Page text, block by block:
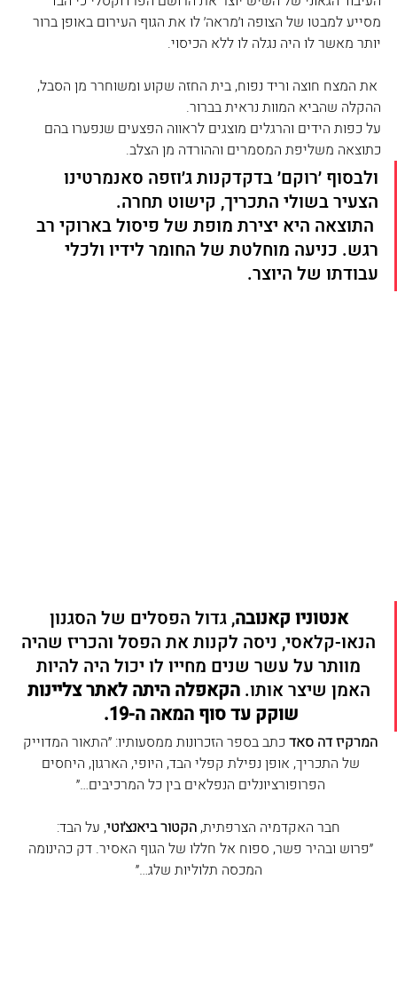
מסייע למבטו של הצופה ו׳מראה׳ לו את הגוף העירום באופן ברור
יותר מאשר לו היה נגלה לו ללא הכיסוי.
את המצח חוצה וריד נפוח, בית החזה שקוע ומשוחרר מן הסבל,
ההקלה שהביא המוות נראית בברור.
על כפות הידים והרגלים מוצגים לראווה הפצעים שנפערו בהם
כתוצאה משליפת המסמרים וההורדה מן הצלב.
ולבסוף ׳רוקם׳ בדקדקנות ג׳וזפה סאנמרטינו
הצעיר בשולי התכריך, קישוט תחרה.
התוצאה היא יצירת מופת של פיסול בארוקי רב
רגש. כניעה מוחלטת של החומר לידיו ולכלי
עבודתו של היוצר.
אנטוניו קאנובה, גדול הפסלים של הסגנון
הנאו-קלאסי, ניסה לקנות את הפסל והכריז שהיה
מוותר על עשר שנים מחייו לו יכול היה להיות
האמן שיצר אותו. הקאפלה היתה לאתר צליינות
שוקק עד סוף המאה ה-19.
המרקיז דה סאד כתב בספר הזכרונות ממסעותיו: ״התאור המדוייק
של התכריך, אופן נפילת קפלי הבד, היופי, הארגון, היחסים
הפרופורציונלים הנפלאים בין כל המרכיבים…״
חבר האקדמיה הצרפתית, הקטור ביאנצ׳וטי, על הבד:
״פרוש ובהיר פשר, ספוח אל חללו של הגוף האסיר. דק כהינומה
המכסה תלוליות שלג…״